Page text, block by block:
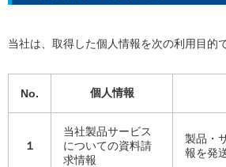
当社は、取得した個人情報を次の利用目的
No. 個人情報
１
当社製品サービス
についての資料請
求情報
製品・
報を発